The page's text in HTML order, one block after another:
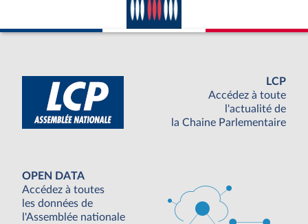
LCP
Accédez à toute
l'actualité de
la Chaine Parlementaire
OPEN DATA
Accédez à toutes
les données de
l'Assemblée nationale